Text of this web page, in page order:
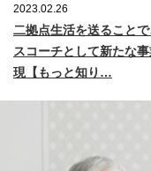
2023.02.26
二拠点生活を送ること
スコーチとして新たな
現【もっと知り…